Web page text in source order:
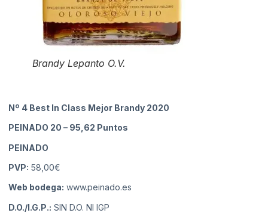
Brandy Lepanto O.V.
Nº 4 Best In Class Mejor Brandy 2020
PEINADO 20 – 95,62 Puntos
PEINADO
PVP: 58,00€
Web bodega: www.peinado.es
D.O./I.G.P.: SIN D.O. NI IGP